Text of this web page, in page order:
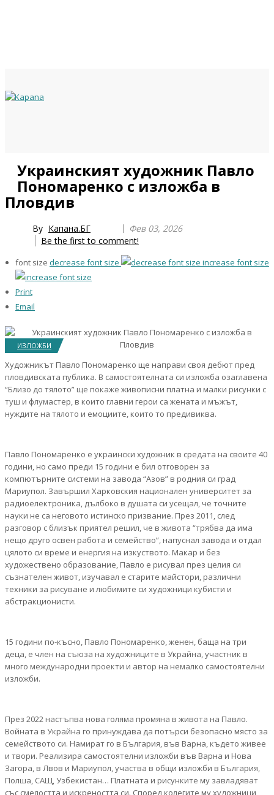
Украинският художник Павло
Пономаренко с изложба в
Пловдив
By Капана.БГ
Фев 03, 2026
Be the first to comment!
font size decrease font size increase font size
Print
Email
ИЗЛОЖБИ
Художникът Павло Пономаренко ще направи своя дебют пред
пловдивската публика. В самостоятелната си изложба озаглавена
“Близо до тялото” ще покаже живописни платна и малки рисунки с
туш и флумастер, в които главни герои са жената и мъжът,
нуждите на тялото и емоциите, които то предивиква.
Павло Пономаренко е украински художник в средата на своите 40
години, но само преди 15 години е бил отговорен за
компютърните системи на завода “Азов” в родния си град
Мариупол. Завършил Харковския национален университет за
радиоелектроника, дълбоко в душата си усещал, че точните
науки не са неговото истинско призвание. През 2011, след
разговор с близък приятел решил, че в живота “трябва да има
нещо друго освен работа и семейство”, напуснал завода и отдал
цялото си време и енергия на изкуството. Макар и без
художествено образование, Павло е рисувал през целия си
съзнателен живот, изучавал е старите майстори, различни
техники за рисуване и любимите си художници кубисти и
абстракционисти.
15 години по-късно, Павло Пономаренко, женен, баща на три
деца, е член на съюза на художниците в Украйна, участник в
много международни проекти и автор на немалко самостоятелни
изложби.
През 2022 настъпва нова голяма промяна в живота на Павло.
Войната в Украйна го принуждава да потърси безопасно място за
семейството си. Намират го в България, във Варна, където живее
и твори. Реализира самостоятелни изложби във Варна и Нова
Загора, в Лвов и Мариупол, участва в общи изложби в България,
Полша, САЩ, Узбекистан… Платната и рисунките му завладяват
със смелостта и искреността си. Според колегите му художници
Year
Month
Year
Month